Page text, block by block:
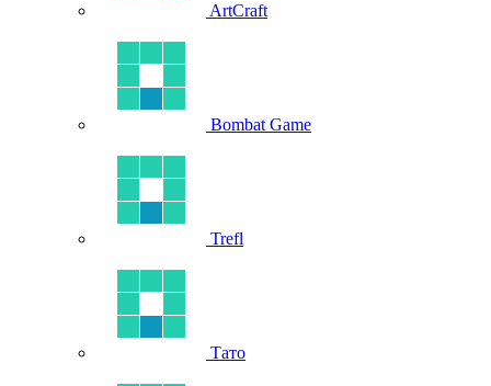
ArtCraft
Bombat Game
Trefl
Тато